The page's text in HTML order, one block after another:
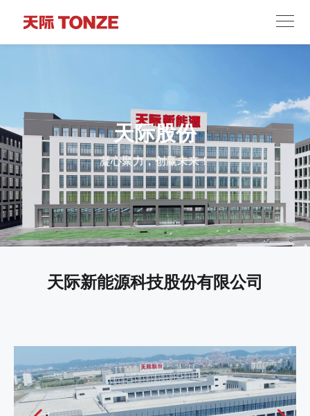
天际股份
凝心聚力，创赢未来！
天际新能源科技股份有限公司